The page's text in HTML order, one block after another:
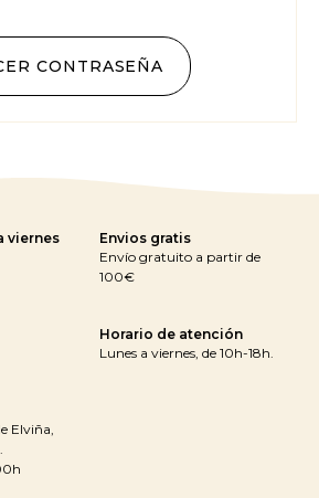
CONTRASEÑA
viernes
Envios gratis
Envío gratuito a partir de
100€
Horario de atención
Lunes a viernes, de 10h-18h.
Elviña,